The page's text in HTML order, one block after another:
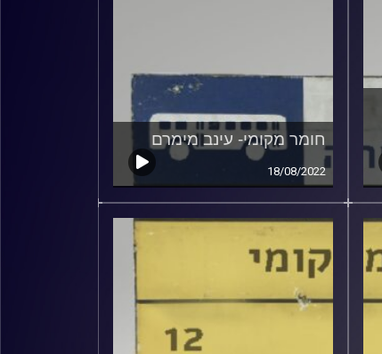
חומר מקומי- עינב מימרם
18/08/2022